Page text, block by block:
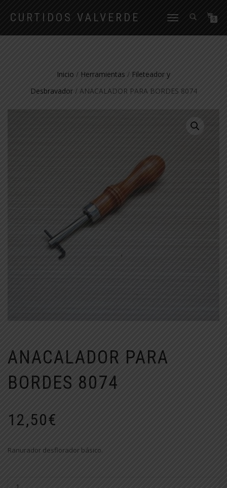
CURTIDOS VALVERDE
CAMBIAR
0
Inicio / Herramientas / Fileteador y
Desbravador/ ANACALADOR PARA BORDES 8074
ANACALADOR PARA
BORDES 8074
12,50€
Ranurador desflorador básico.